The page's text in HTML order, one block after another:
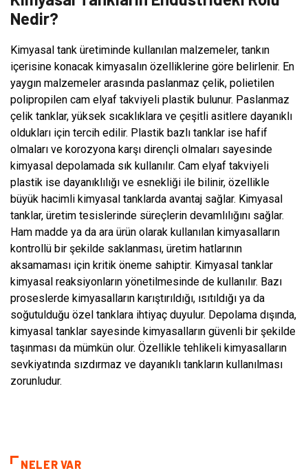
Nedir?
Kimyasal tank üretiminde kullanılan malzemeler, tankın
içerisine konacak kimyasalın özelliklerine göre belirlenir. En
yaygın malzemeler arasında paslanmaz çelik, polietilen
polipropilen cam elyaf takviyeli plastik bulunur. Paslanmaz
çelik tanklar, yüksek sıcaklıklara ve çeşitli asitlere dayanıklı
oldukları için tercih edilir. Plastik bazlı tanklar ise hafif
olmaları ve korozyona karşı dirençli olmaları sayesinde
kimyasal depolamada sık kullanılır. Cam elyaf takviyeli
plastik ise dayanıklılığı ve esnekliği ile bilinir, özellikle
büyük hacimli kimyasal tanklarda avantaj sağlar. Kimyasal
tanklar, üretim tesislerinde süreçlerin devamlılığını sağlar.
Ham madde ya da ara ürün olarak kullanılan kimyasalların
kontrollü bir şekilde saklanması, üretim hatlarının
aksamaması için kritik öneme sahiptir. Kimyasal tanklar
kimyasal reaksiyonların yönetilmesinde de kullanılır. Bazı
proseslerde kimyasalların karıştırıldığı, ısıtıldığı ya da
soğutulduğu özel tanklara ihtiyaç duyulur. Depolama dışında,
kimyasal tanklar sayesinde kimyasalların güvenli bir şekilde
taşınması da mümkün olur. Özellikle tehlikeli kimyasalların
sevkiyatında sızdırmaz ve dayanıklı tankların kullanılması
zorunludur.
NELER VAR